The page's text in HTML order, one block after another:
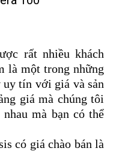
rất nhiều khách
là một trong những
uy tín với giá và sản
giá mà chúng tôi
mà bạn có thể
có giá chào bán là